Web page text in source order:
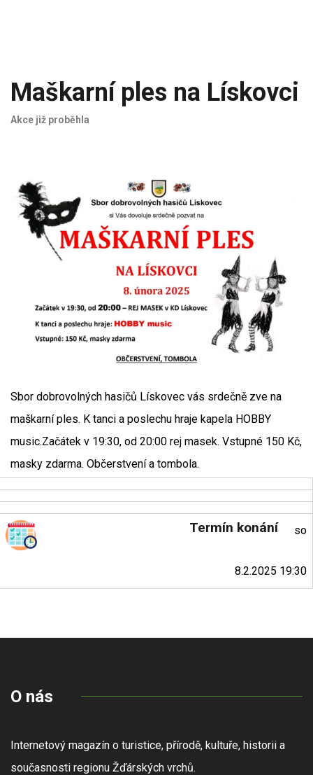
Maškarní ples na Lískovci
Akce již proběhla
Sbor dobrovolných hasičů Lískovec vás srdečně zve na
maškarní ples. K tanci a poslechu hraje kapela HOBBY
music.Začátek v 19:30, od 20:00 rej masek. Vstupné 150 Kč,
masky zdarma. Občerstvení a tombola.
Termín konání so
8.2.2025 19:30
O nás
Internetový magazín o turistice, přírodě, kultuře, historii a
současnosti regionu Žďárských vrchů.